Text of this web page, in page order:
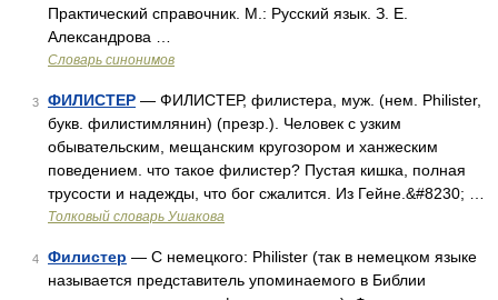
Практический справочник. М.: Русский язык. З. Е.
Александрова …
Словарь синонимов
3 ФИЛИСТЕР — ФИЛИСТЕР, филистера, муж. (нем. Philister,
букв. филистимлянин) (презр.). Человек с узким
обывательским, мещанским кругозором и ханжеским
поведением. что такое филистер? Пустая кишка, полная
трусости и надежды, что бог сжалится. Из Гейне.&#8230; …
Толковый словарь Ушакова
4 Филистер — С немецкого: Philister (так в немецком языке
называется представитель упоминаемого в Библии